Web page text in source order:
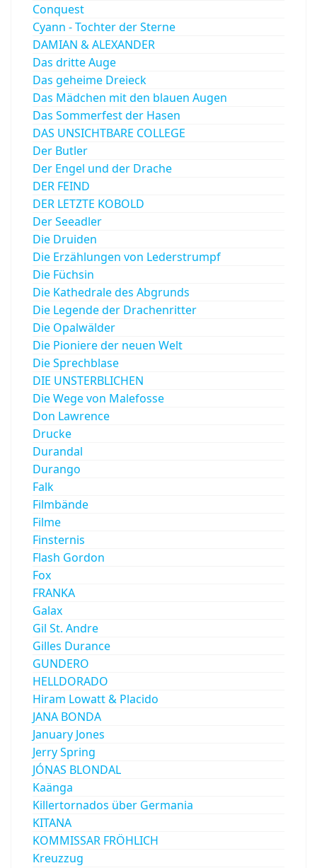
Conquest
Cyann - Tochter der Sterne
DAMIAN & ALEXANDER
Das dritte Auge
Das geheime Dreieck
Das Mädchen mit den blauen Augen
Das Sommerfest der Hasen
DAS UNSICHTBARE COLLEGE
Der Butler
Der Engel und der Drache
DER FEIND
DER LETZTE KOBOLD
Der Seeadler
Die Druiden
Die Erzählungen von Lederstrumpf
Die Füchsin
Die Kathedrale des Abgrunds
Die Legende der Drachenritter
Die Opalwälder
Die Pioniere der neuen Welt
Die Sprechblase
DIE UNSTERBLICHEN
Die Wege von Malefosse
Don Lawrence
Drucke
Durandal
Durango
Falk
Filmbände
Filme
Finsternis
Flash Gordon
Fox
FRANKA
Galax
Gil St. Andre
Gilles Durance
GUNDERO
HELLDORADO
Hiram Lowatt & Placido
JANA BONDA
January Jones
Jerry Spring
JÓNAS BLONDAL
Kaänga
Killertornados über Germania
KITANA
KOMMISSAR FRÖHLICH
Kreuzzug